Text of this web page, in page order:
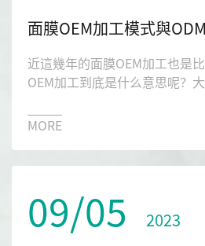
近這幾年的面膜OEM加工也是
OEM加工到底是什么意思呢？
膜OEM加工，感興趣的朋友們進
MORE
09/05
2023